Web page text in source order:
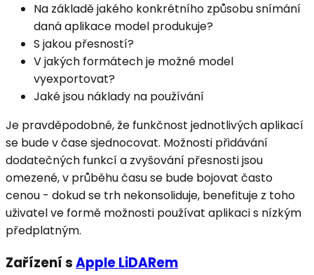
Na základě jakého konkrétního způsobu snímání
daná aplikace model produkuje?
S jakou přesností?
V jakých formátech je možné model
vyexportovat?
Jaké jsou náklady na používání
Je pravděpodobné, že funkčnost jednotlivých aplikací
se bude v čase sjednocovat. Možnosti přidávání
dodatečných funkcí a zvyšování přesnosti jsou
omezené, v průběhu času se bude bojovat často
cenou - dokud se trh nekonsoliduje, benefituje z toho
uživatel ve formě možnosti používat aplikaci s nízkým
předplatným.
Zařízení sApple LiDARem